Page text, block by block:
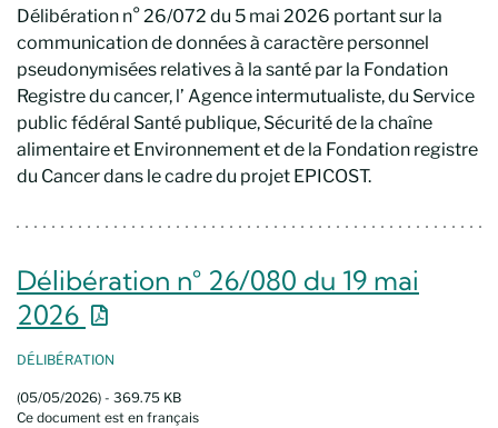
Délibération n° 26/072 du 5 mai 2026 portant sur la
communication de données à caractère personnel
pseudonymisées relatives à la santé par la Fondation
Registre du cancer, l’ Agence intermutualiste, du Service
public fédéral Santé publique, Sécurité de la chaîne
alimentaire et Environnement et de la Fondation registre
du Cancer dans le cadre du projet EPICOST.
Délibération n° 26/080 du 19 mai
2026 Nouvelle fenêtre
DÉLIBÉRATION
(05/05/2026) - 369.75 KB
Ce document est en français